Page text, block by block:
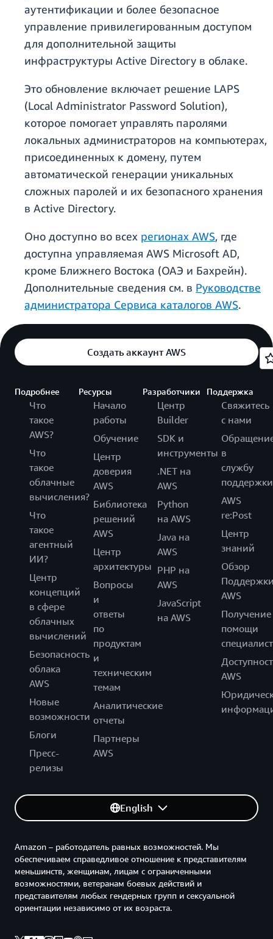
аутентификации и более безопасное
управление привилегированным доступом
для дополнительной защиты
инфраструктуры Active Directory в облаке.
Это обновление включает решение LAPS
(Local Administrator Password Solution),
которое помогает управлять паролями
локальных администраторов на компьютерах,
присоединенных к домену, путем
автоматической генерации уникальных
сложных паролей и их безопасного хранения
в Active Directory.
Оно доступно во всех регионах AWS, где
доступна управляемая AWS Microsoft AD,
кроме Ближнего Востока (ОАЭ и Бахрейн).
Дополнительные сведения см. в Руководстве
администратора Сервиса каталогов AWS.
Создать аккаунт AWS
Подробнее
Что
такое
AWS?
Что
такое
облачные
вычисления?
Что
такое
агентный
ИИ?
Центр
концепций
в сфере
облачных
вычислений
Безопасность
облака
AWS
Новые
возможности
Блоги
Пресс-
релизы
Ресурсы
Начало
работы
Обучение
Центр
доверия
AWS
Библиотека
решений
AWS
Центр
архитектуры
Вопросы
и
ответы
по
продуктам
и
техническим
темам
Аналитические
отчеты
Партнеры
AWS
Разработчики
Центр
Builder
SDK и
инструменты
.NET на
AWS
Python
на AWS
Java на
AWS
PHP на
AWS
JavaScript
на AWS
Поддержка
Свяжитесь
с нами
в
службу
поддержки
AWS
re:Post
Центр
знаний
Обзор
AWS
Получение
помощи
AWS
English
Amazon – работодатель равных возможностей. Мы
обеспечиваем справедливое отношение к представителям
меньшинств, женщинам, лицам с ограниченными
возможностями, ветеранам боевых действий и
представителям любых гендерных групп и сексуальной
ориентации независимо от их возраста.